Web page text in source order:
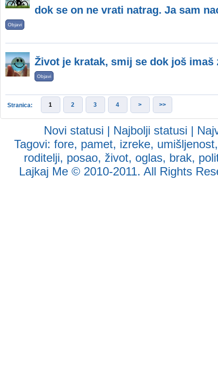
dok se on ne vrati natrag. Ja sam
Objavi
Život je kratak, smij se dok još imaš
Objavi
Stranica: 1 2 3 4 > >>
Novi statusi | Najbolji statusi |
Tagovi:fore, pamet, izreke, umišljenost
roditelji, posao, život, oglas, brak,
Lajkaj Me © 2010-2011. All Rights